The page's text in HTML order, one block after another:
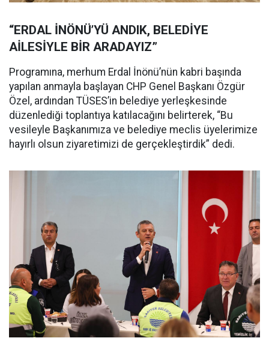
“ERDAL İNÖNÜ’YÜ ANDIK, BELEDİYE
AİLESİYLE BİR ARADAYIZ”
Programına, merhum Erdal İnönü’nün kabri başında
yapılan anmayla başlayan CHP Genel Başkanı Özgür
Özel, ardından TÜSES’in belediye yerleşkesinde
düzenlediği toplantıya katılacağını belirterek, “Bu
vesileyle Başkanımıza ve belediye meclis üyelerimize
hayırlı olsun ziyaretimizi de gerçekleştirdik” dedi.